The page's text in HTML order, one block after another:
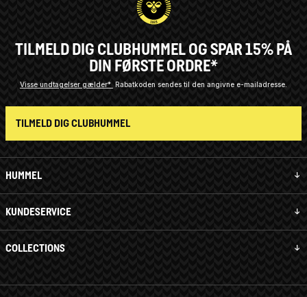
HUMMEL
KUNDESERVICE
COLLECTIONS
TILMELD DIG CLUBHUMMEL OG SPAR 15% PÅ
DIN FØRSTE ORDRE*
Visse undtagelser gælder* Rabatkoden sendes til den angivne e-mailadresse.
TILMELD DIG CLUBHUMMEL